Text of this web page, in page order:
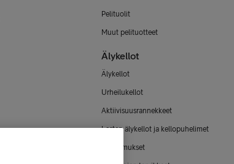
Pelituolit
Muut pelituotteet
Älykellot
Älykellot
Urheilukellot
Aktiivisuusrannekkeet
Lasten älykellot ja kellopuhelimet
Älysormukset